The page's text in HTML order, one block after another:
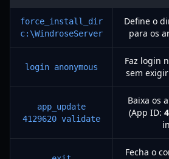
force_install_dir
c:\WindroseServer
Define o
para os
login anonymous
Faz login
sem
app_update
4129620 validate
Baixa os
(App ID:
Fecha o